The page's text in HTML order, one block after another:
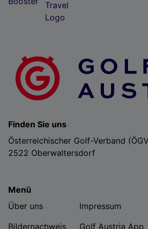
Finden Sie uns
Österreichischer Golf-Verband
2522 Oberwaltersdorf
Menü
Über uns
Impressum
Bildernachweis
Golf Austria App